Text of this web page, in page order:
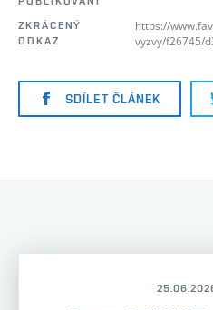
ZKRÁCENÝ
ODKAZ
https://
vyzvy/f26745/
SDÍLET ČLÁNEK